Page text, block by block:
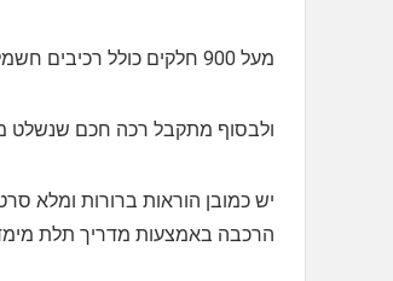
מעל 900 חלקים כולל רכיבים חשמליים, מנוע, בקר, מנגנון היגוי, סוללה נטענת והכל אתם מרכיבים !!
ולבסוף מתקבל רכה חכם שנשלט
יש כמובן הוראות ברורות ומלא
הרכבה באמצעות מדריך תלת